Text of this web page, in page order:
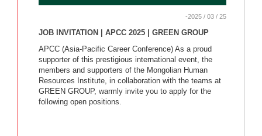
-2025 / 03 / 25
JOB INVITATION | APCC 2025 | GREEN GROUP
APCC (Asia-Pacific Career Conference) As a proud
supporter of this prestigious international event, the
members and supporters of the Mongolian Human
Resources Institute, in collaboration with the teams at
GREEN GROUP, warmly invite you to apply for the
following open positions.